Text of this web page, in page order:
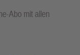
Abo mit allen